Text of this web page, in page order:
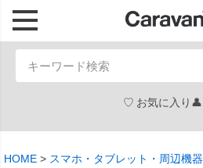
お気に入り
HOME
スマホ・タブレット・周辺機器